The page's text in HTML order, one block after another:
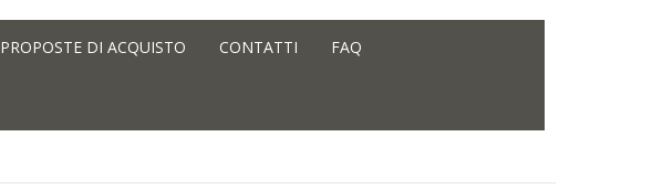
PROPOSTE DI ACQUISTO CONTATTI FAQ